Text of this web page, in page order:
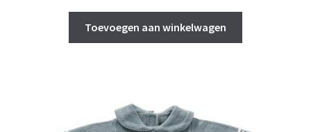
Toevoegen aan winkelwagen